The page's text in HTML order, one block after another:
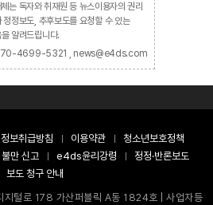
는 독자와 취재원 등 뉴스이용자의 권리
정정보도, 추후보도를 요청할 수 있는
알려드립니다.
070-4699-5321 , news@e4ds.com
보취급방침 이용약관
청소년보호정책
만 신고 e4ds윤리강령
정정·반론보도
보도 청구 안내
지털로 178 가산퍼블릭 A동 1824호 | 사업자등